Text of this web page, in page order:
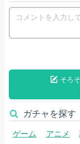
そろ
ガチャを探す
ゲーム アニメ